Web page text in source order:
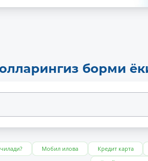
борми
Мобил илова Кредит карта